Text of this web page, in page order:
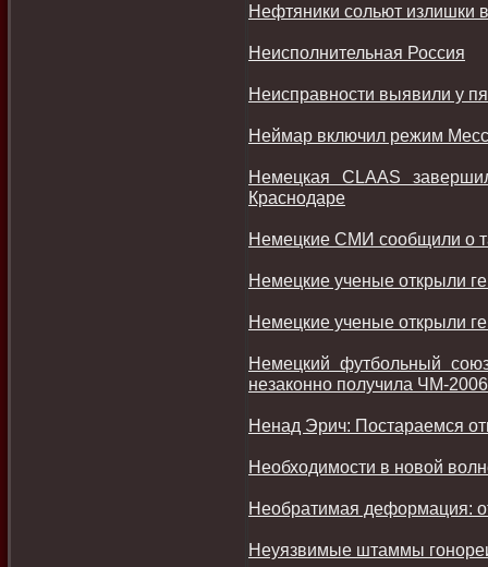
Нефтяники сольют излишки
Неисполнительная Россия
Неисправности выявили у
Неймар включил режим
Немецкая CLAAS
Краснодаре
Немецкие СМИ сообщили о
Немецкие ученые открыли
Немецкие ученые открыли
Немецкий футбольный
незаконно получила ЧМ-2006
Ненад Эрич: Постараемся
Необходимости в новой
Необратимая деформация:
Неуязвимые штаммы